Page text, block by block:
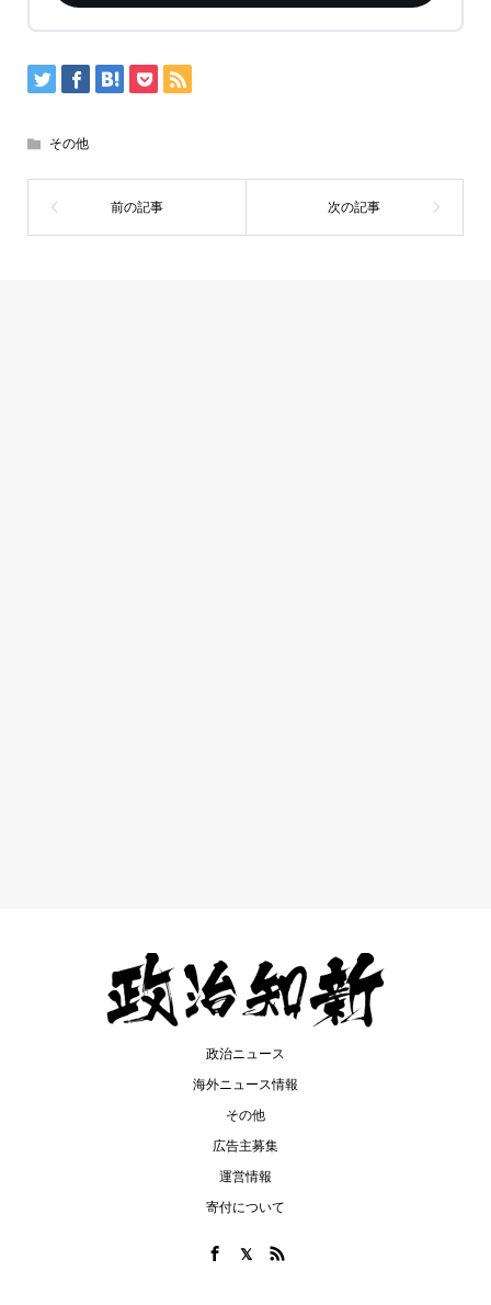
その他
政治ニュース
海外ニュース情報
その他
広告主募集
運営情報
寄付について